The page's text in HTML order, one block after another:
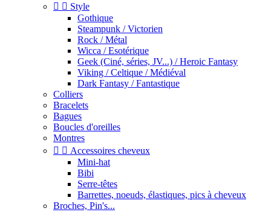
  Style
Gothique
Steampunk / Victorien
Rock / Métal
Wicca / Esotérique
Geek (Ciné, séries, JV...) / Heroic Fantasy
Viking / Celtique / Médiéval
Dark Fantasy / Fantastique
Colliers
Bracelets
Bagues
Boucles d'oreilles
Montres
  Accessoires cheveux
Mini-hat
Bibi
Serre-têtes
Barrettes, noeuds, élastiques, pics à cheveux
Broches, Pin's...